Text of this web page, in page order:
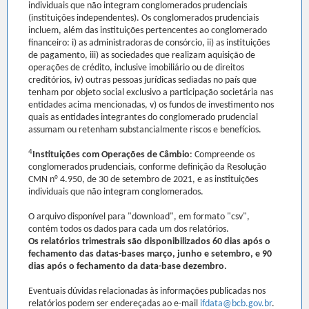
individuais que não integram conglomerados prudenciais
(instituições independentes). Os conglomerados prudenciais
incluem, além das instituições pertencentes ao conglomerado
financeiro: i) as administradoras de consórcio, ii) as instituições
de pagamento, iii) as sociedades que realizam aquisição de
operações de crédito, inclusive imobiliário ou de direitos
creditórios, iv) outras pessoas jurídicas sediadas no país que
tenham por objeto social exclusivo a participação societária nas
entidades acima mencionadas, v) os fundos de investimento nos
quais as entidades integrantes do conglomerado prudencial
assumam ou retenham substancialmente riscos e benefícios.
4Instituições com Operações de Câmbio: Compreende os
conglomerados prudenciais, conforme definição da Resolução
CMN n° 4.950, de 30 de setembro de 2021, e as instituições
individuais que não integram conglomerados.
O arquivo disponível para "download", em formato "csv",
contém todos os dados para cada um dos relatórios.
Os relatórios trimestrais são disponibilizados 60 dias após o
fechamento das datas-bases março, junho e setembro, e 90
dias após o fechamento da data-base dezembro.
Eventuais dúvidas relacionadas às informações publicadas nos
relatórios podem ser endereçadas ao e-mail ifdata@bcb.gov.br.